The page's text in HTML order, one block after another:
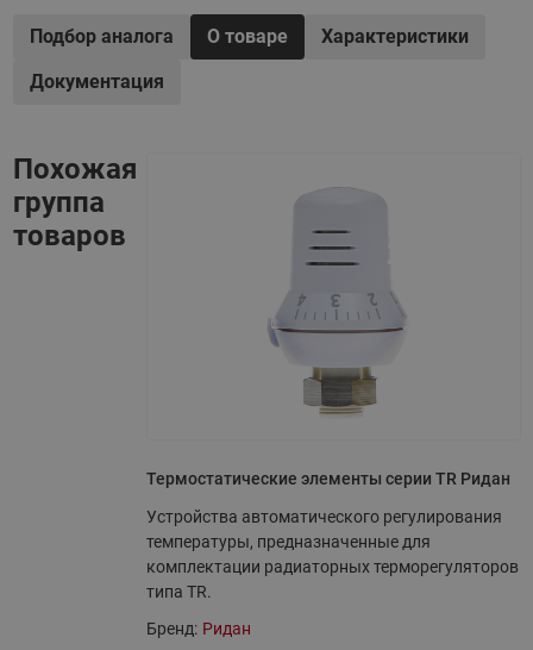
Подбор аналога О товаре
Характеристики
Документация
Похожая
группа
товаров
Термостатические элементы серии TR Ридан
Устройства автоматического регулирования
температуры, предназначенные для
комплектации радиаторных терморегуляторов
типа TR.
Бренд: Ридан